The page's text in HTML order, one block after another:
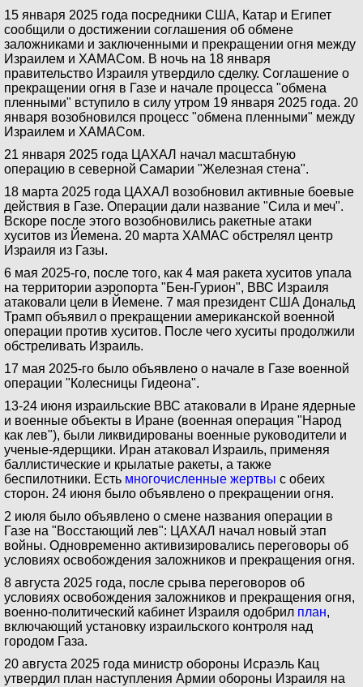
15 января 2025 года посредники США, Катар и Египет
сообщили о достижении соглашения об обмене
заложниками и заключенными и прекращении огня между
Израилем и ХАМАСом. В ночь на 18 января
правительство Израиля утвердило сделку. Соглашение о
прекращении огня в Газе и начале процесса "обмена
пленными" вступило в силу утром 19 января 2025 года. 20
января возобновился процесс "обмена пленными" между
Израилем и ХАМАСом.
21 января 2025 года ЦАХАЛ начал масштабную
операцию в северной Самарии "Железная стена".
18 марта 2025 года ЦАХАЛ возобновил активные боевые
действия в Газе. Операции дали название "Сила и меч".
Вскоре после этого возобновились ракетные атаки
хуситов из Йемена. 20 марта ХАМАС обстрелял центр
Израиля из Газы.
6 мая 2025-го, после того, как 4 мая ракета хуситов упала
на территории аэропорта "Бен-Гурион", ВВС Израиля
атаковали цели в Йемене. 7 мая президент США Дональд
Трамп объявил о прекращении американской военной
операции против хуситов. После чего хуситы продолжили
обстреливать Израиль.
17 мая 2025-го было объявлено о начале в Газе военной
операции "Колесницы Гидеона".
13-24 июня израильские ВВС атаковали в Иране ядерные
и военные объекты в Иране (военная операция "Народ
как лев"), были ликвидированы военные руководители и
ученые-ядерщики. Иран атаковал Израиль, применяя
баллистические и крылатые ракеты, а также
беспилотники. Есть многочисленные жертвы с обеих
сторон. 24 июня было объявлено о прекращении огня.
2 июля было объявлено о смене названия операции в
Газе на "Восстающий лев": ЦАХАЛ начал новый этап
войны. Одновременно активизировались переговоры об
условиях освобождения заложников и прекращения огня.
8 августа 2025 года, после срыва переговоров об
условиях освобождения заложников и прекращения огня,
военно-политический кабинет Израиля одобрил план,
включающий установку израильского контроля над
городом Газа.
20 августа 2025 года министр обороны Исраэль Кац
утвердил план наступления Армии обороны Израиля на